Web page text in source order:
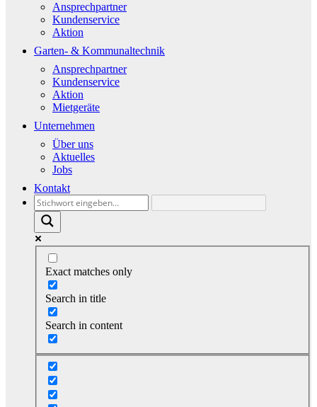
Ansprechpartner
Kundenservice
Aktion
Garten- & Kommunaltechnik
Ansprechpartner
Kundenservice
Aktion
Mietgeräte
Unternehmen
Über uns
Aktuelles
Jobs
Kontakt
Exact matches only
Search in title
Search in content